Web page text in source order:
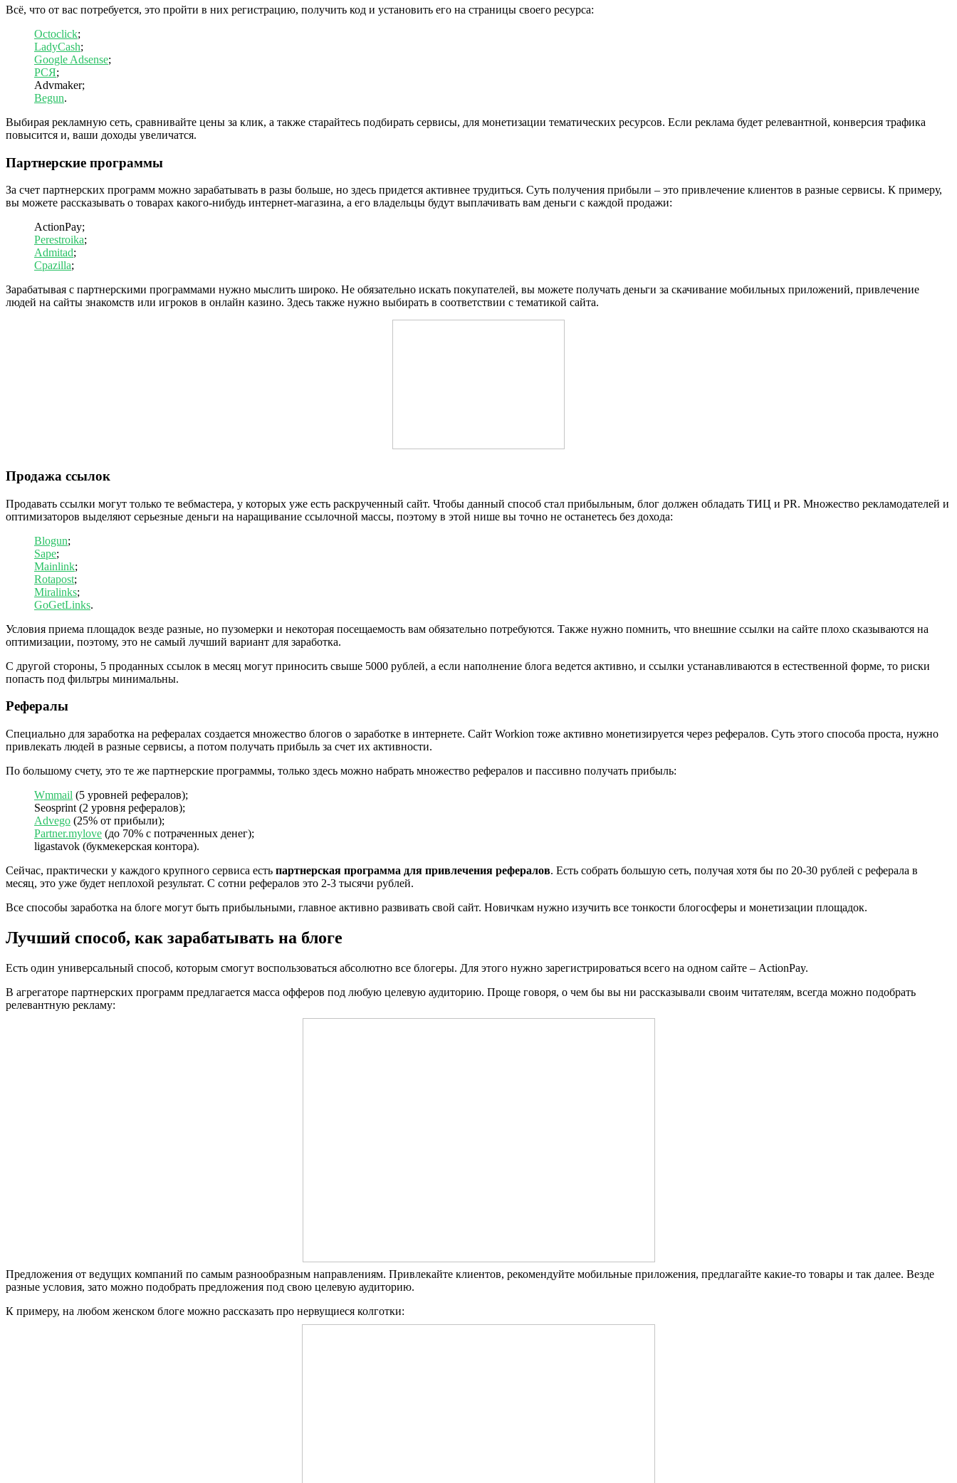
Всё, что от вас потребуется, это пройти в них регистрацию, получить код и установить его на страницы своего ресурса:
Octoclick;
LadyCash;
Google Adsense;
РСЯ;
Advmaker;
Begun.
Выбирая рекламную сеть, сравнивайте цены за клик, а также старайтесь подбирать сервисы, для монетизации тематических ресурсов. Если реклама будет релевантной, конверсия трафика
повысится и, ваши доходы увеличатся.
Партнерские программы
За счет партнерских программ можно зарабатывать в разы больше, но здесь придется активнее трудиться. Суть получения прибыли – это привлечение клиентов в разные сервисы. К примеру,
вы можете рассказывать о товарах какого-нибудь интернет-магазина, а его владельцы будут выплачивать вам деньги с каждой продажи:
ActionPay;
Perestroika;
Admitad;
Cpazilla;
Зарабатывая с партнерскими программами нужно мыслить широко. Не обязательно искать покупателей, вы можете получать деньги за скачивание мобильных приложений, привлечение
людей на сайты знакомств или игроков в онлайн казино. Здесь также нужно выбирать в соответствии с тематикой сайта.
Продажа ссылок
Продавать ссылки могут только те вебмастера, у которых уже есть раскрученный сайт. Чтобы данный способ стал прибыльным, блог должен обладать ТИЦ и PR. Множество рекламодателей и
оптимизаторов выделяют серьезные деньги на наращивание ссылочной массы, поэтому в этой нише вы точно не останетесь без дохода:
Blogun;
Sape;
Mainlink;
Rotapost;
Miralinks;
GoGetLinks.
Условия приема площадок везде разные, но пузомерки и некоторая посещаемость вам обязательно потребуются. Также нужно помнить, что внешние ссылки на сайте плохо сказываются на
оптимизации, поэтому, это не самый лучший вариант для заработка.
С другой стороны, 5 проданных ссылок в месяц могут приносить свыше 5000 рублей, а если наполнение блога ведется активно, и ссылки устанавливаются в естественной форме, то риски
попасть под фильтры минимальны.
Рефералы
Специально для заработка на рефералах создается множество блогов о заработке в интернете. Сайт Workion тоже активно монетизируется через рефералов. Суть этого способа проста, нужно
привлекать людей в разные сервисы, а потом получать прибыль за счет их активности.
По большому счету, это те же партнерские программы, только здесь можно набрать множество рефералов и пассивно получать прибыль:
Wmmail (5 уровней рефералов);
Seosprint (2 уровня рефералов);
Advego (25% от прибыли);
Partner.mylove (до 70% с потраченных денег);
ligastavok (букмекерская контора).
Сейчас, практически у каждого крупного сервиса есть партнерская программа для привлечения рефералов. Есть собрать большую сеть, получая хотя бы по 20-30 рублей с реферала в
месяц, это уже будет неплохой результат. С сотни рефералов это 2-3 тысячи рублей.
Все способы заработка на блоге могут быть прибыльными, главное активно развивать свой сайт. Новичкам нужно изучить все тонкости блогосферы и монетизации площадок.
Лучший способ, как зарабатывать на блоге
Есть один универсальный способ, которым смогут воспользоваться абсолютно все блогеры. Для этого нужно зарегистрироваться всего на одном сайте – ActionPay.
В агрегаторе партнерских программ предлагается масса офферов под любую целевую аудиторию. Проще говоря, о чем бы вы ни рассказывали своим читателям, всегда можно подобрать
релевантную рекламу:
Предложения от ведущих компаний по самым разнообразным направлениям. Привлекайте клиентов, рекомендуйте мобильные приложения, предлагайте какие-то товары и так далее. Везде
разные условия, зато можно подобрать предложения под свою целевую аудиторию.
К примеру, на любом женском блоге можно рассказать про нервущиеся колготки: